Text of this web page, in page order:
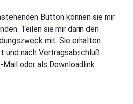
Button können sie mir
Teilen sie mir darin den
mit. Sie erhalten
und nach Vertragsabschluß
oder als Downloadlink